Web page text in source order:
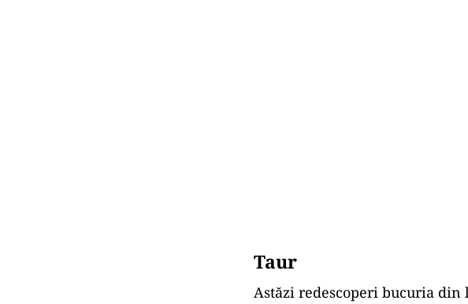
Taur
Astăzi redescoperi bucuria